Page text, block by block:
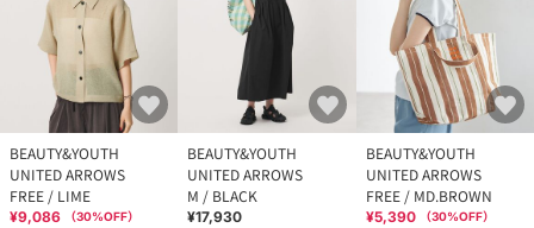
BEAUTY&YOUTH
UNITED ARROWS
FREE / LIME
¥9,086 （30%OFF）
BEAUTY&YOUTH
UNITED ARROWS
M / BLACK
¥17,930
BEAUTY&YOUTH
UNITED ARROWS
FREE / MD.BROWN
¥5,390 （30%OFF）